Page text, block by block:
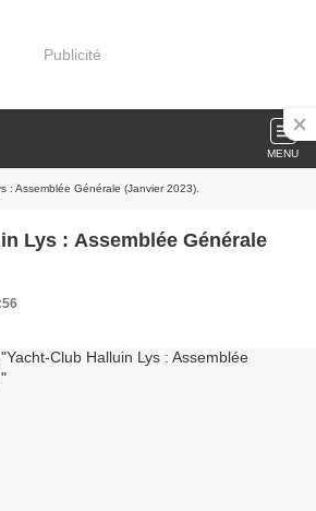
Publicité
MENU
: Assemblée Générale (Janvier 2023).
Lys : Assemblée Générale